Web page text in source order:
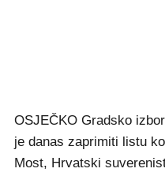
OSJEČKO Gradsko
je danas zaprimiti listu
Most, Hrvatski